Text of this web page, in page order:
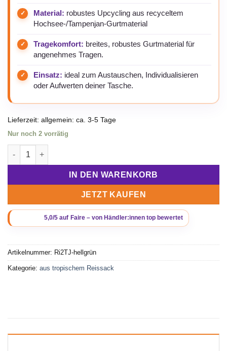
Material: robustes Upcycling aus recyceltem
Hochsee-/Tampenjan-Gurtmaterial
Tragekomfort: breites, robustes Gurtmaterial für
angenehmes Tragen.
Einsatz: ideal zum Austauschen, Individualisieren
oder Aufwerten deiner Tasche.
Lieferzeit: allgemein: ca. 3-5 Tage
Nur noch 2 vorrätig
Beadbags Tragetasche aus recycelten Reissack mit
IN DEN WARENKORB
JETZT KAUFEN
Artikelnummer: Ri2TJ-hellgrün
Kategorie: aus tropischem Reissack